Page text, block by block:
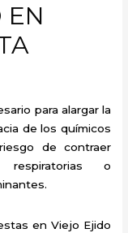
EN
para alargar la
de los químicos
de contraer
respiratorias o
en Viejo Ejido